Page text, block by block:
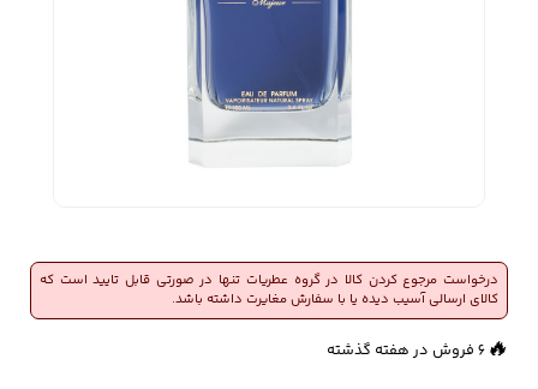
شلوارک مردانه ژاکت و پلیور مردانه
سویشرت و هودی
درخواست مرجوع کردن کالا در گروه عطریات تنها در صورتی قابل تایید است که
کالای ارسالی آسیب دیده یا با سفارش مغایرت داشته باشد.
🔥 6 فروش در هفته گذشته